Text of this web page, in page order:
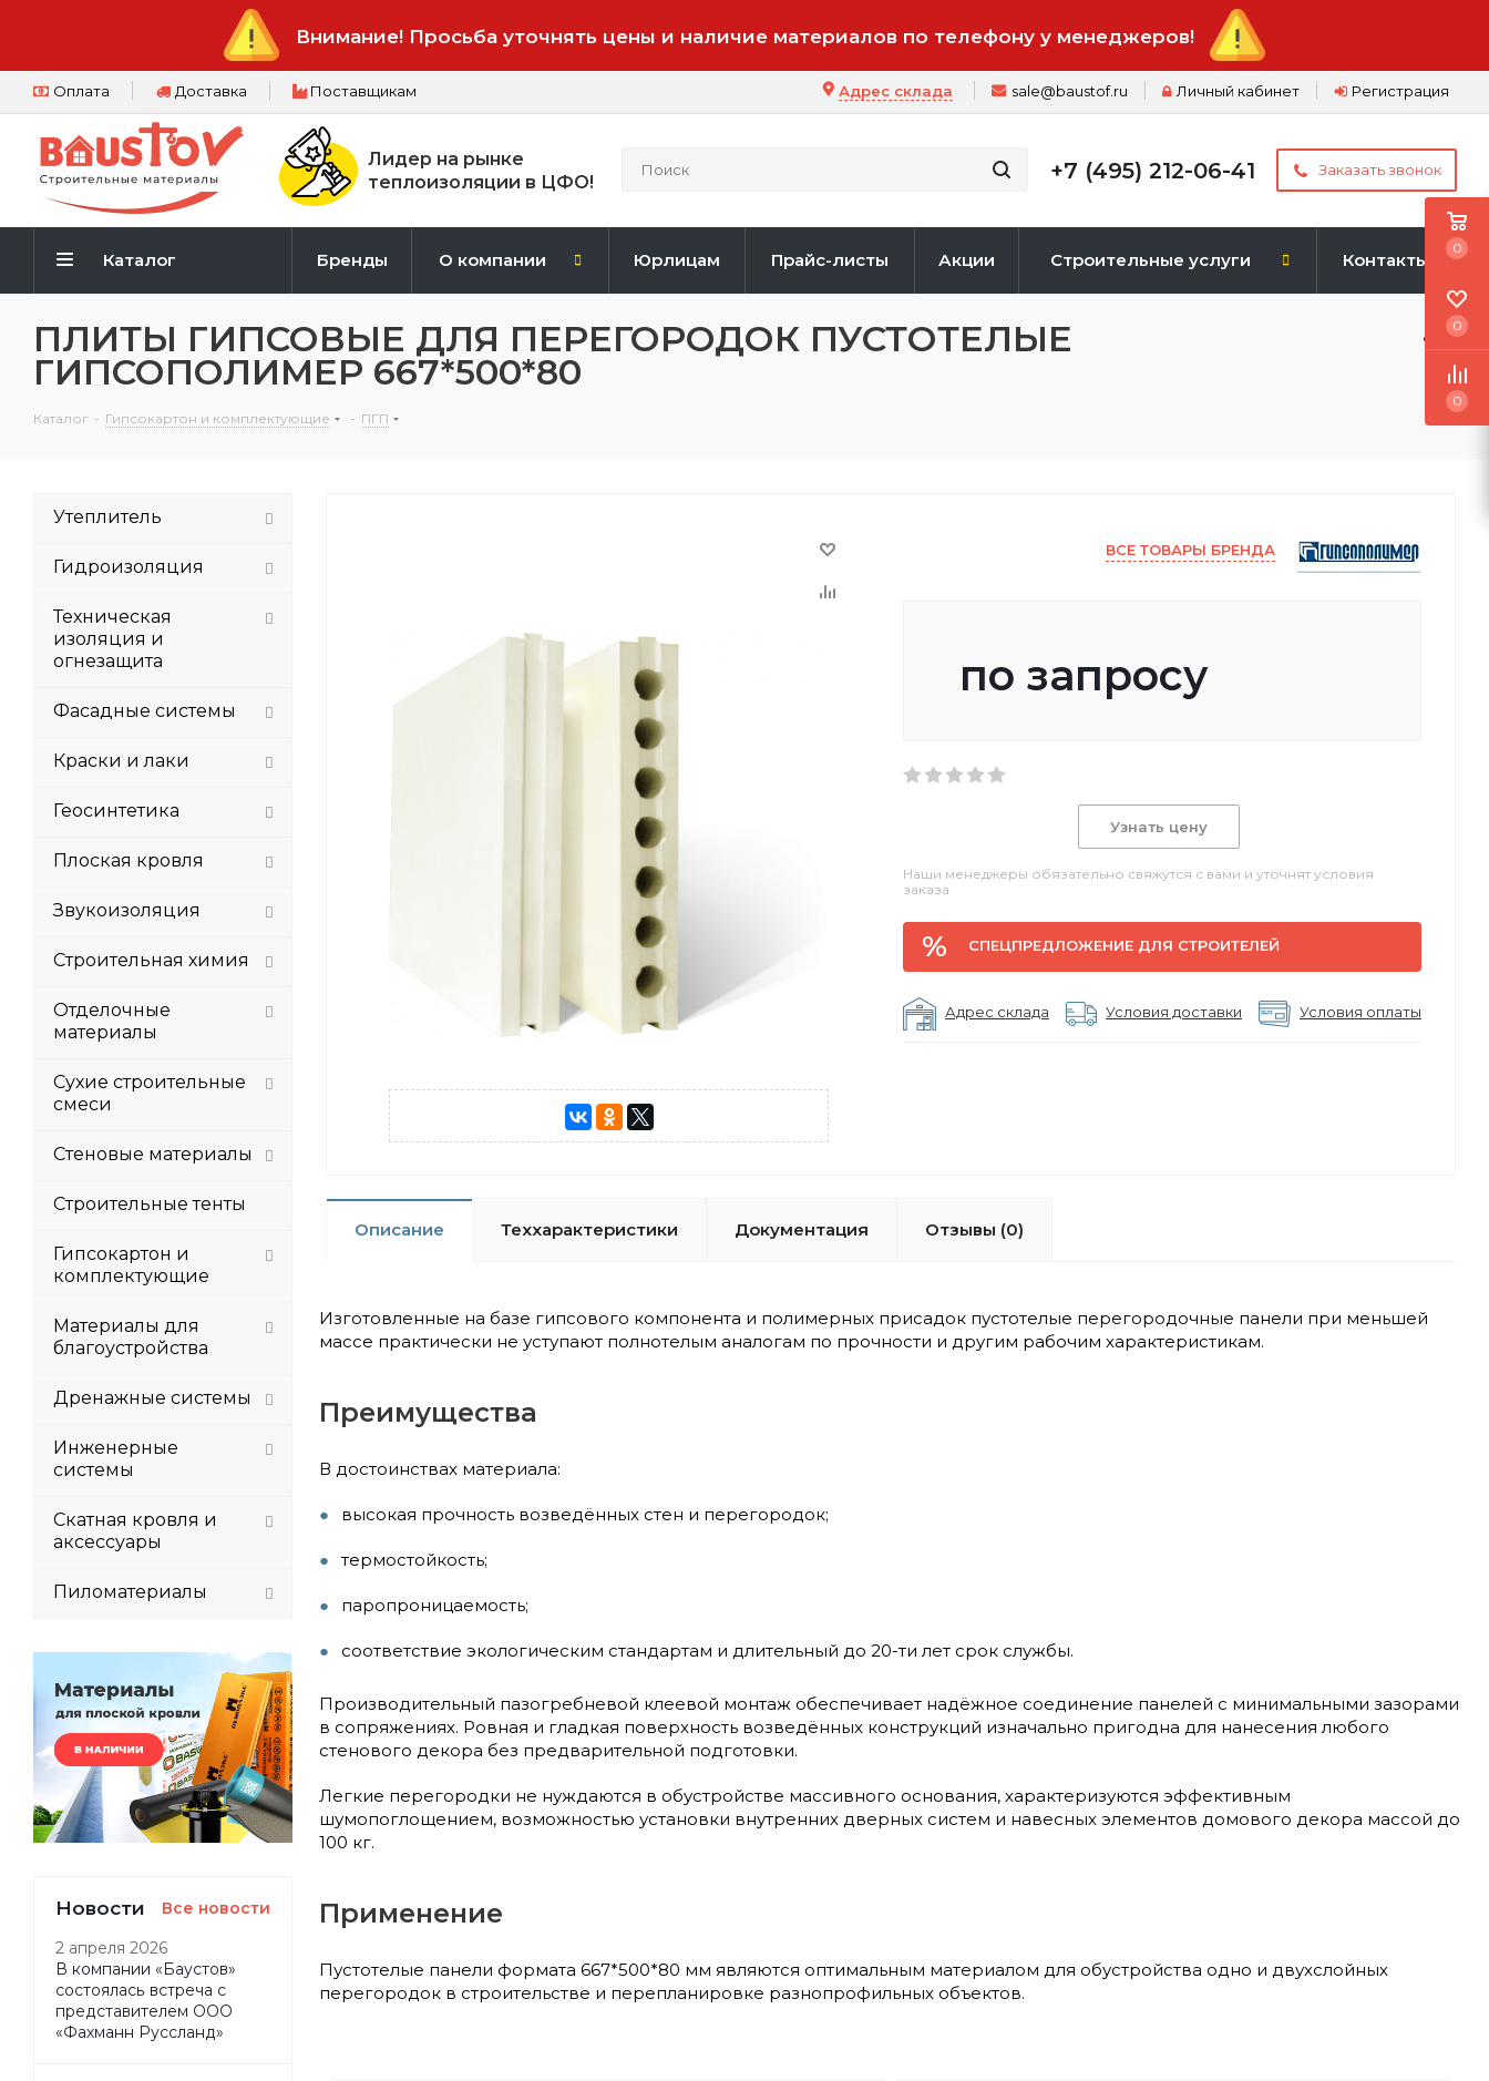
Внимание! Просьба уточнять цены и наличие материалов по телефону у менеджеров!
Оплата Доставка Поставщикам Регистрация
Личный кабинет
sale@baustof.ru
Адрес склада
Лидер на рынке
теплоизоляции в ЦФО!
+7 (495) 212-06-41 Заказать звонок
Каталог Бренды О компании Юрлицам Прайс-листы Акции Строительные услуги Контакты
ПЛИТЫ ГИПСОВЫЕ ДЛЯ ПЕРЕГОРОДОК ПУСТОТЕЛЫЕ
ГИПСОПОЛИМЕР 667*500*80
Каталог - Гипсокартон и комплектующие - ПГП
ВСЕ ТОВАРЫ БРЕНДА
по запросу
Узнать цену
Наши менеджеры обязательно свяжутся с вами и уточнят условия
заказа
СПЕЦПРЕДЛОЖЕНИЕ ДЛЯ СТРОИТЕЛЕЙ
Адрес склада Условия доставки Условия оплаты
Описание Теххарактеристики Документация Отзывы (0)
Изготовленные на базе гипсового компонента и полимерных присадок пустотелые перегородочные панели при меньшей
массе практически не уступают полнотелым аналогам по прочности и другим рабочим характеристикам.
Преимущества
В достоинствах материала:
высокая прочность возведённых стен и перегородок;
термостойкость;
паропроницаемость;
соответствие экологическим стандартам и длительный до 20-ти лет срок службы.
Производительный пазогребневой клеевой монтаж обеспечивает надёжное соединение панелей с минимальными зазорами
в сопряжениях. Ровная и гладкая поверхность возведённых конструкций изначально пригодна для нанесения любого
стенового декора без предварительной подготовки.
Легкие перегородки не нуждаются в обустройстве массивного основания, характеризуются эффективным
шумопоглощением, возможностью установки внутренних дверных систем и навесных элементов домового декора массой до
100 кг.
Применение
Пустотелые панели формата 667*500*80 мм являются оптимальным материалом для обустройства одно и двухслойных
перегородок в строительстве и перепланировке разнопрофильных объектов.
Утеплитель
Гидроизоляция
Техническая
изоляция и
огнезащита
Фасадные системы
Краски и лаки
Геосинтетика
Плоская кровля
Звукоизоляция
Строительная химия
Отделочные
материалы
Сухие строительные
смеси
Стеновые материалы
Строительные тенты
Гипсокартон и
комплектующие
Материалы для
благоустройства
Дренажные системы
Инженерные
системы
Скатная кровля и
аксессуары
Пиломатериалы
Новости Все новости
2 апреля 2026
В компании «Баустов»
состоялась встреча с
представителем ООО
«Фахманн Руссланд»
0
0
0